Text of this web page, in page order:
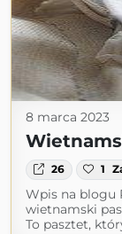
8 marca 2023
26 1
Wpis na blogu
wietnamski
To pasztet,